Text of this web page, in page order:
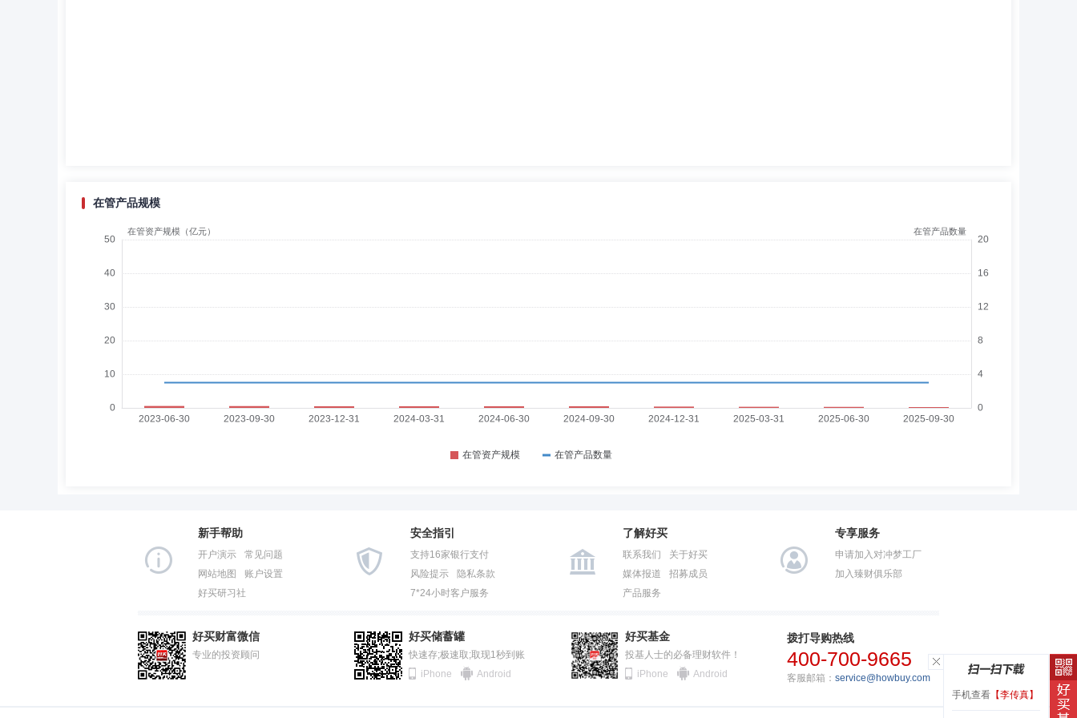
在管产品规模
手机查看 【李传真】
新手帮助
开户演示
常见问题
网站地图
账户设置
好买研习社
安全指引
支持16家银行支付
风险提示
隐私条款
7*24小时客户服务
了解好买
联系我们
关于好买
媒体报道
招募成员
产品服务
专享服务
申请加入对冲梦工厂
加入臻财俱乐部
好买财富微信
专业的投资顾问
好买储蓄罐
快速存;极速取;取现1秒到账
iPhone
Android
好买基金
投基人士的必备理财软件！
iPhone
Android
拨打导购热线
400-700-9665
客服邮箱： service@howbuy.com